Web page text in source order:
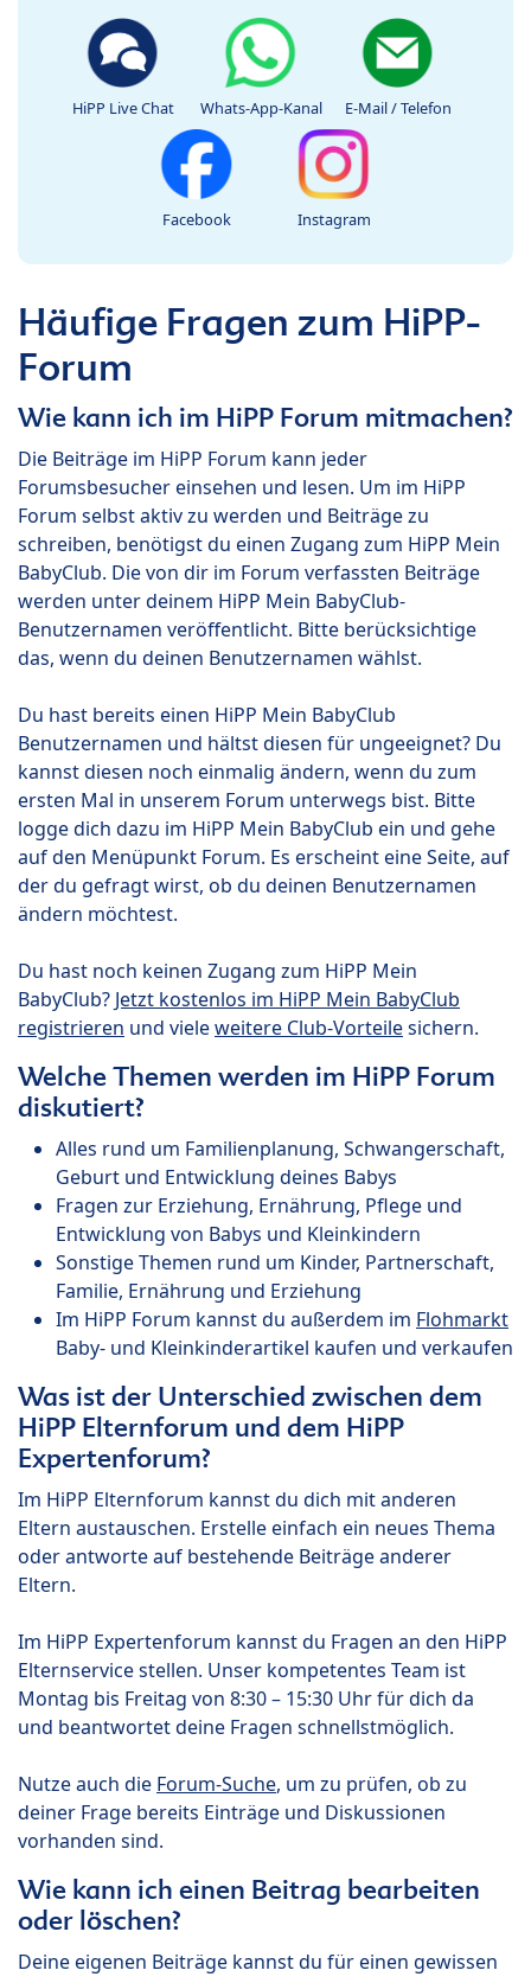
HiPP Live Chat Whats-App-Kanal E-Mail / Telefon
Facebook Instagram
Häufige Fragen zum HiPP-
Forum
Wie kann ich im HiPP Forum mitmachen?
Die Beiträge im HiPP Forum kann jeder
Forumsbesucher einsehen und lesen. Um im HiPP
Forum selbst aktiv zu werden und Beiträge zu
schreiben, benötigst du einen Zugang zum HiPP Mein
BabyClub. Die von dir im Forum verfassten Beiträge
werden unter deinem HiPP Mein BabyClub-
Benutzernamen veröffentlicht. Bitte berücksichtige
das, wenn du deinen Benutzernamen wählst.
Du hast bereits einen HiPP Mein BabyClub
Benutzernamen und hältst diesen für ungeeignet? Du
kannst diesen noch einmalig ändern, wenn du zum
ersten Mal in unserem Forum unterwegs bist. Bitte
logge dich dazu im HiPP Mein BabyClub ein und gehe
auf den Menüpunkt Forum. Es erscheint eine Seite, auf
der du gefragt wirst, ob du deinen Benutzernamen
ändern möchtest.
Du hast noch keinen Zugang zum HiPP Mein
BabyClub? Jetzt kostenlos im HiPP Mein BabyClub
registrieren und vieleweitere Club-Vorteilesichern.
Welche Themen werden im HiPP Forum
diskutiert?
Alles rund um Familienplanung, Schwangerschaft,
Geburt und Entwicklung deines Babys
Fragen zur Erziehung, Ernährung, Pflege und
Entwicklung von Babys und Kleinkindern
Sonstige Themen rund um Kinder, Partnerschaft,
Familie, Ernährung und Erziehung
Im HiPP Forum kannst du außerdem im Flohmarkt
Baby- und Kleinkinderartikel kaufen und verkaufen
Was ist der Unterschied zwischen dem
HiPP Elternforum und dem HiPP
Expertenforum?
Im HiPP Elternforum kannst du dich mit anderen
Eltern austauschen. Erstelle einfach ein neues Thema
oder antworte auf bestehende Beiträge anderer
Eltern.
Im HiPP Expertenforum kannst du Fragen an den HiPP
Elternservice stellen. Unser kompetentes Team ist
Montag bis Freitag von 8:30 – 15:30 Uhr für dich da
und beantwortet deine Fragen schnellstmöglich.
Nutze auch die Forum-Suche, um zu prüfen, ob zu
deiner Frage bereits Einträge und Diskussionen
vorhanden sind.
Wie kann ich einen Beitrag bearbeiten
oder löschen?
Deine eigenen Beiträge kannst du für einen gewissen